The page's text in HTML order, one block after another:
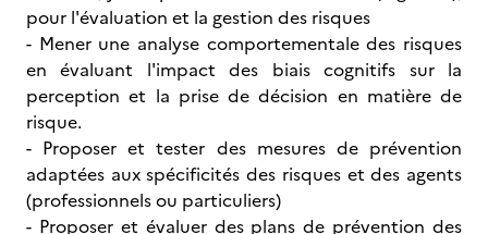
pour l'évaluation et la gestion des risques
- Mener une analyse comportementale des risques
en évaluant l'impact des biais cognitifs sur la
perception et la prise de décision en matière de
risque.
- Proposer et tester des mesures de prévention
adaptées aux spécificités des risques et des agents
(professionnels ou particuliers)
- Proposer et évaluer des plans de prévention des